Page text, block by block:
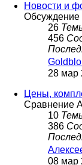
Новости и
Обсуждение
26
456
28 мар
Цены,
Сравнение
10
386
08 мар